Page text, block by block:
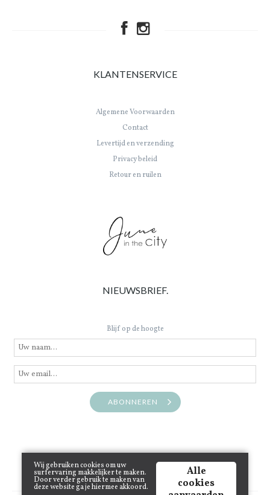
KLANTENSERVICE
Algemene Voorwaarden
Contact
Levertijd en verzending
Privacy beleid
Retour en ruilen
NIEUWSBRIEF.
Blijf op de hoogte
ABONNEREN
Wij gebruiken cookies om uw
surfervaring makkelijker te maken.
Door verder gebruik te maken van
deze website ga je hiermee akkoord.
Alle
cookies